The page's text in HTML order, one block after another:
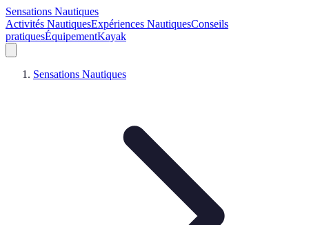
Sensations Nautiques
Activités NautiquesExpériences NautiquesConseils
pratiquesÉquipementKayak
Sensations Nautiques